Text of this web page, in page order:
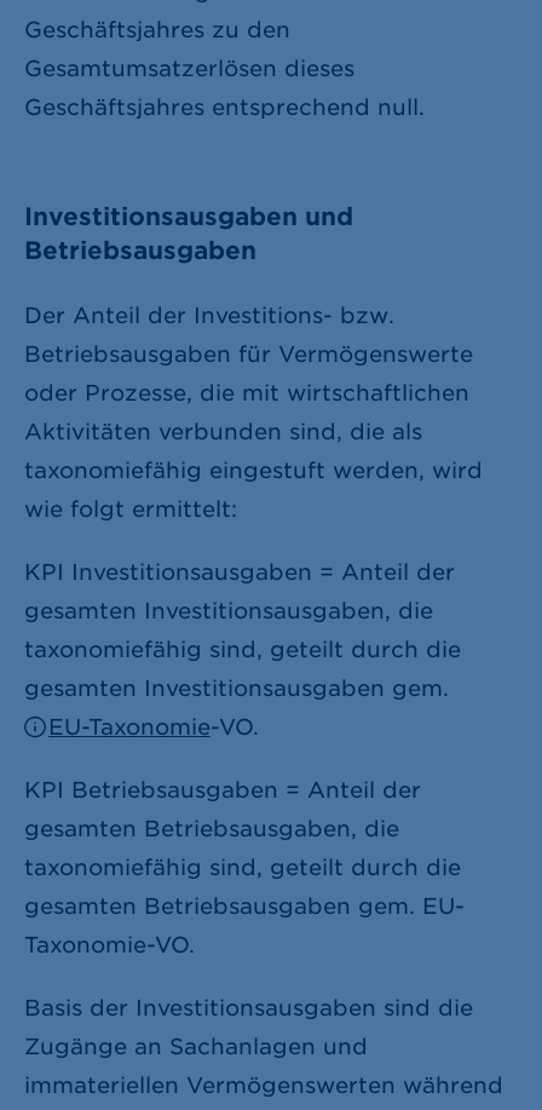
Geschäftsjahres zu den
Gesamtumsatzerlösen dieses
Geschäftsjahres entsprechend null.
Investitionsausgaben und
Betriebsausgaben
Der Anteil der Investitions- bzw.
Betriebsausgaben für Vermögenswerte
oder Prozesse, die mit wirtschaftlichen
Aktivitäten verbunden sind, die als
taxonomiefähig eingestuft werden, wird
wie folgt ermittelt:
KPI Investitionsausgaben = Anteil der
gesamten Investitionsausgaben, die
taxonomiefähig sind, geteilt durch die
gesamten Investitionsausgaben gem.
EU-Taxonomie-VO.
KPI Betriebsausgaben = Anteil der
gesamten Betriebsausgaben, die
taxonomiefähig sind, geteilt durch die
gesamten Betriebsausgaben gem. EU-
Taxonomie-VO.
Basis der Investitionsausgaben sind die
Zugänge an Sachanlagen und
immateriellen Vermögenswerten während